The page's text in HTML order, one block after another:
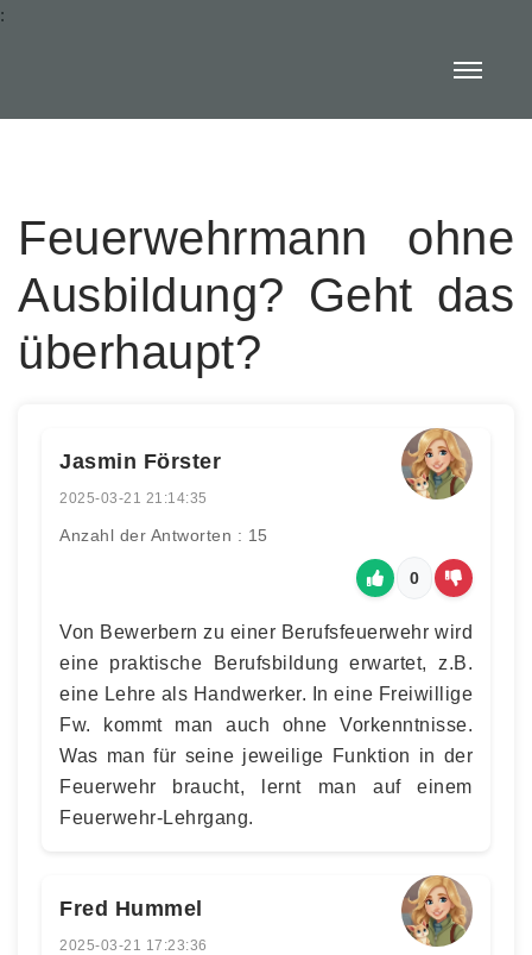
:
Feuerwehrmann ohne
Ausbildung? Geht das
überhaupt?
Jasmin Förster
2025-03-21 21:14:35
Anzahl der Antworten : 15
0
Von Bewerbern zu einer Berufsfeuerwehr wird
eine praktische Berufsbildung erwartet, z.B.
eine Lehre als Handwerker. In eine Freiwillige
Fw. kommt man auch ohne Vorkenntnisse.
Was man für seine jeweilige Funktion in der
Feuerwehr braucht, lernt man auf einem
Feuerwehr-Lehrgang.
Fred Hummel
2025-03-21 17:23:36